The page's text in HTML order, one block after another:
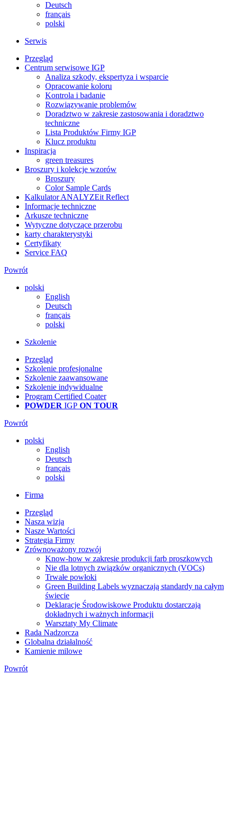
Deutsch
français
polski
Serwis
Przegląd
Centrum serwisowe IGP
Analiza szkody, ekspertyza i wsparcie
Opracowanie koloru
Kontrola i badanie
Rozwiązywanie problemów
Doradztwo w zakresie zastosowania i doradztwo
techniczne
Lista Produktów Firmy IGP
Klucz produktu
Inspiracja
green treasures
Broszury i kolekcje wzorów
Broszury
Color Sample Cards
Kalkulator ANALYZEit Reflect
Informacje techniczne
Arkusze techniczne
Wytyczne dotyczące przerobu
karty charakterystyki
Certyfikaty
Service FAQ
Powrót
polski
English
Deutsch
français
polski
Szkolenie
Przegląd
Szkolenie profesjonalne
Szkolenie zaawansowane
Szkolenie indywidualne
Program Certified Coater
POWDER IGP ON TOUR
Powrót
polski
English
Deutsch
français
polski
Firma
Przegląd
Nasza wizja
Nasze Wartości
Strategia Firmy
Zrównoważony rozwój
Know-how w zakresie produkcji farb proszkowych
Nie dla lotnych związków organicznych (VOCs)
Trwałe powłoki
Green Building Labels wyznaczają standardy na całym
świecie
Deklaracje Środowiskowe Produktu dostarczają
dokładnych i ważnych informacji
Warsztaty My Climate
Rada Nadzorcza
Globalna działalność
Kamienie milowe
Powrót